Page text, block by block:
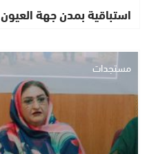
استباقية بمدن جهة العيون
مستجدات